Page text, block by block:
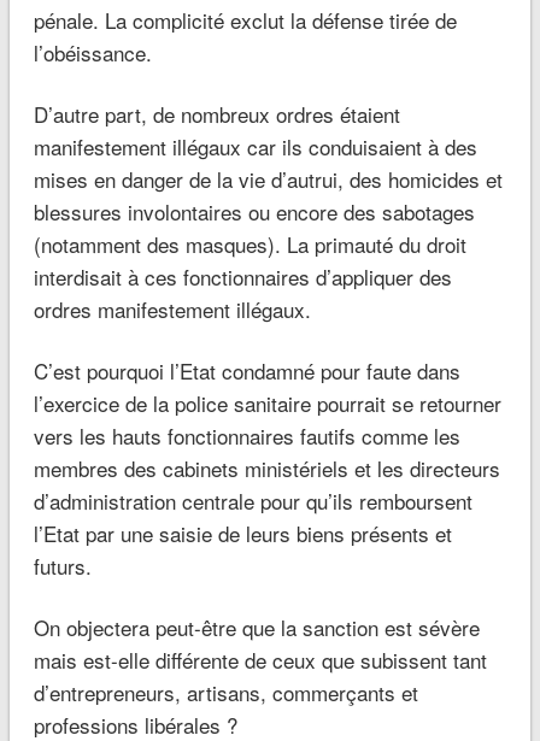
pénale. La complicité exclut la défense tirée de
l’obéissance.
D’autre part, de nombreux ordres étaient
manifestement illégaux car ils conduisaient à des
mises en danger de la vie d’autrui, des homicides et
blessures involontaires ou encore des sabotages
(notamment des masques). La primauté du droit
interdisait à ces fonctionnaires d’appliquer des
ordres manifestement illégaux.
C’est pourquoi l’Etat condamné pour faute dans
l’exercice de la police sanitaire pourrait se retourner
vers les hauts fonctionnaires fautifs comme les
membres des cabinets ministériels et les directeurs
d’administration centrale pour qu’ils remboursent
l’Etat par une saisie de leurs biens présents et
futurs.
On objectera peut-être que la sanction est sévère
mais est-elle différente de ceux que subissent tant
d’entrepreneurs, artisans, commerçants et
professions libérales ?